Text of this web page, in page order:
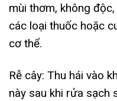
mùi thơm, không
các loại thuốc hoặc
cơ thể.
Rễ cây: Thu hái vào
này sau khi rửa sạch